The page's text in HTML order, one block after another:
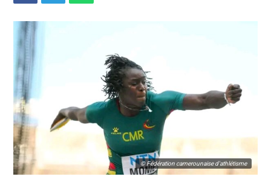
© Fédération camerounaise d'athlétisme